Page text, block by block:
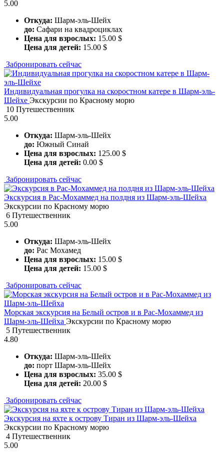
5.00
Откуда: Шарм-эль-Шейх
до: Сафари на квадроциклах
Цена для взрослых: 15.00 $
Цена для детей: 15.00 $
Забронировать сейчас
Индивидуальная прогулка на скоростном катере в Шарм-эль-
Шейхе Экскурсии по Красному морю
10 Путешественник
5.00
Откуда: Шарм-эль-Шейх
до: Южный Синай
Цена для взрослых: 125.00 $
Цена для детей: 0.00 $
Забронировать сейчас
Экскурсия в Рас-Мохаммед на полдня из Шарм-эль-Шейха
Экскурсии по Красному морю
6 Путешественник
5.00
Откуда: Шарм-эль-Шейх
до: Рас Мохамед
Цена для взрослых: 15.00 $
Цена для детей: 15.00 $
Забронировать сейчас
Морская экскурсия на Белый остров и в Рас-Мохаммед из
Шарм-эль-Шейха Экскурсии по Красному морю
5 Путешественник
4.80
Откуда: Шарм-эль-Шейх
до: порт Шарм-эль-Шейх
Цена для взрослых: 35.00 $
Цена для детей: 20.00 $
Забронировать сейчас
Экскурсия на яхте к острову Тиран из Шарм-эль-Шейха
Экскурсии по Красному морю
4 Путешественник
5.00